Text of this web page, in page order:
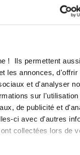
! Ils permettent
les annonces, d'offrir
et d'analyser
sur
de publicité et
ci avec d'autres
collectées lors de
de pizza sans
Icook'in